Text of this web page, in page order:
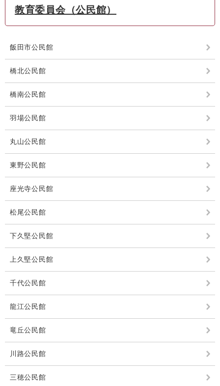
教育委員会（公民館）
飯田市公民館
橋北公民館
橋南公民館
羽場公民館
丸山公民館
東野公民館
座光寺公民館
松尾公民館
下久堅公民館
上久堅公民館
千代公民館
龍江公民館
竜丘公民館
川路公民館
三穂公民館